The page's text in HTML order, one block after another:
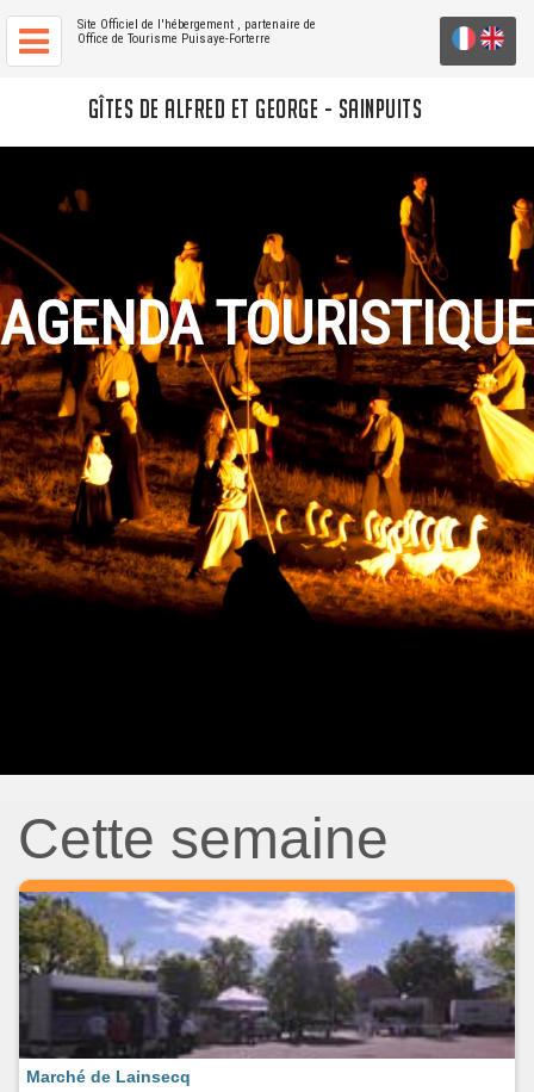
Site Officiel de l'hébergement , partenaire de
Office de Tourisme Puisaye-Forterre
GÎTES DE ALFRED ET GEORGE - SAINPUITS
AGENDA TOURISTIQUE
Cette semaine
Marché de Lainsecq